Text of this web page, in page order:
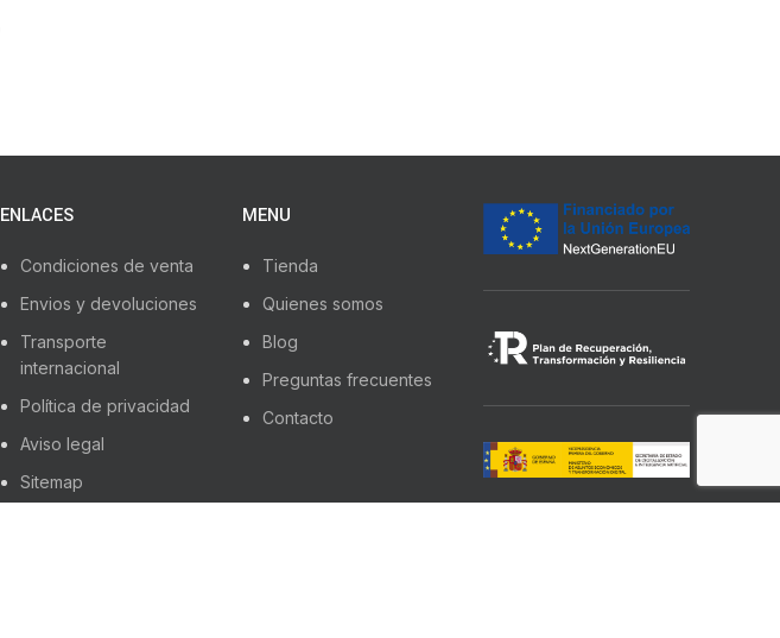
ENLACES
Condiciones de venta
Envios y devoluciones
Transporte
internacional
Política de privacidad
Aviso legal
Sitemap
MENU
Tienda
Quienes somos
Blog
Preguntas frecuentes
Contacto